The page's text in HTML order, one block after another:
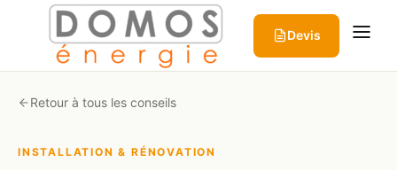
Aller au contenu
Devis
Retour à tous les conseils
INSTALLATION & RÉNOVATION